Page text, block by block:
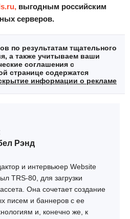
, выгодным российским
серверов.
по результатам тщательного
а также учитываем ваши
соглашения с
странице содержатся
информации о рекламе
Рэнд
и интервьюер Website
TRS-80, для загрузки
Она сочетает создание
писем и баннеров с ее
и, конечно же, к